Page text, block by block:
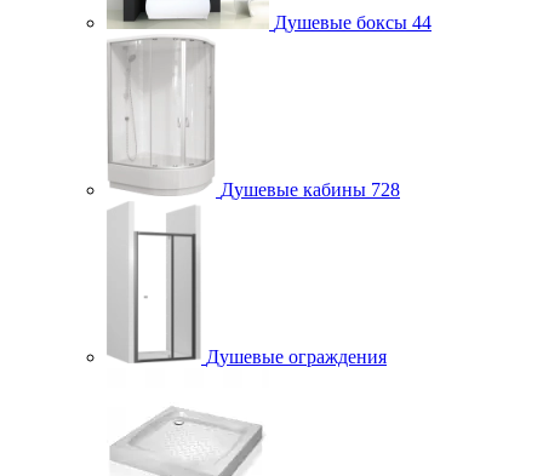
Душевые боксы 44
Душевые кабины 728
Душевые ограждения